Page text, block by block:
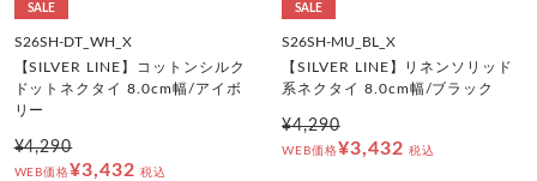
SALE
S26SH-DT_WH_X
【SILVER LINE】コットンシルク
ドットネクタイ 8.0cm幅/アイボ
リー
¥4,290
WEB価格¥3,432 税込
SALE
S26SH-MU_BL_X
【SILVER LINE】リネンソリッド
系ネクタイ 8.0cm幅/ブラック
¥4,290
WEB価格¥3,432 税込